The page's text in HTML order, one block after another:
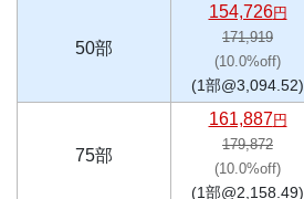
50部
154,726円
171,919
(10.0%off)
(1部@3,094.52)
75部
161,887円
179,872
(10.0%off)
(1部@2,158.49)